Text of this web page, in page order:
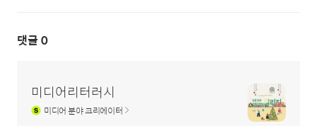
댓글 0
미디어리터러시
미디어분야 크리에이터